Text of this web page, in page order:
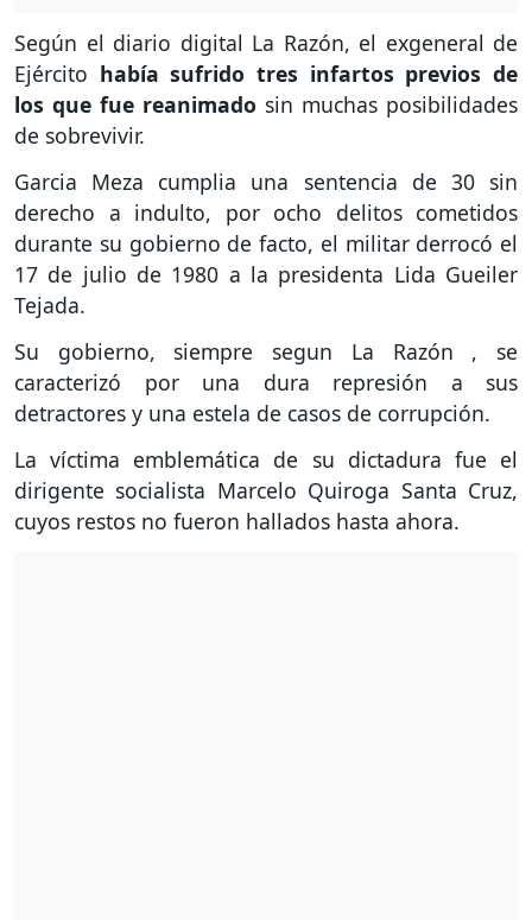
Según el diario digital La Razón, el exgeneral de
Ejército había sufrido tres infartos previos de
los que fue reanimado sin muchas posibilidades
de sobrevivir.
Garcia Meza cumplia una sentencia de 30 sin
derecho a indulto, por ocho delitos cometidos
durante su gobierno de facto, el militar derrocó el
17 de julio de 1980 a la presidenta Lida Gueiler
Tejada.
Su gobierno, siempre segun La Razón , se
caracterizó por una dura represión a sus
detractores y una estela de casos de corrupción.
La víctima emblemática de su dictadura fue el
dirigente socialista Marcelo Quiroga Santa Cruz,
cuyos restos no fueron hallados hasta ahora.